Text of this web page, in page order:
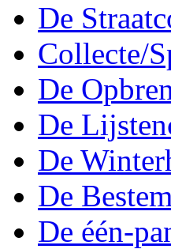
De
Collecte/
De
De
De
De
De één-